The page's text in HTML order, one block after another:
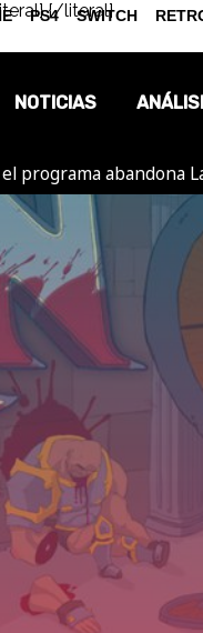
{/literal}
NOTICIAS
OPINIÓN
REPORTAJES
programa abandona
PS4 SWITCH